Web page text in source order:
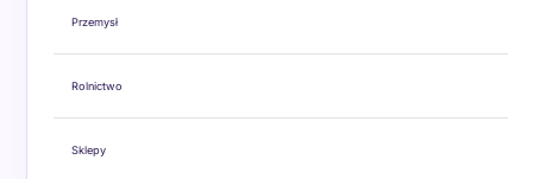
Przemysł
Rolnictwo
Sklepy